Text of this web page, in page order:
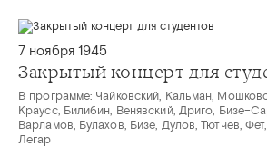
7 ноября 1945
Закрытый концерт для
В программе: Чайковский, Кальман,
Краусс, Билибин, Венявский, Дриго,
Варламов, Булахов, Бизе, Дулов, Тютчев,
Легар